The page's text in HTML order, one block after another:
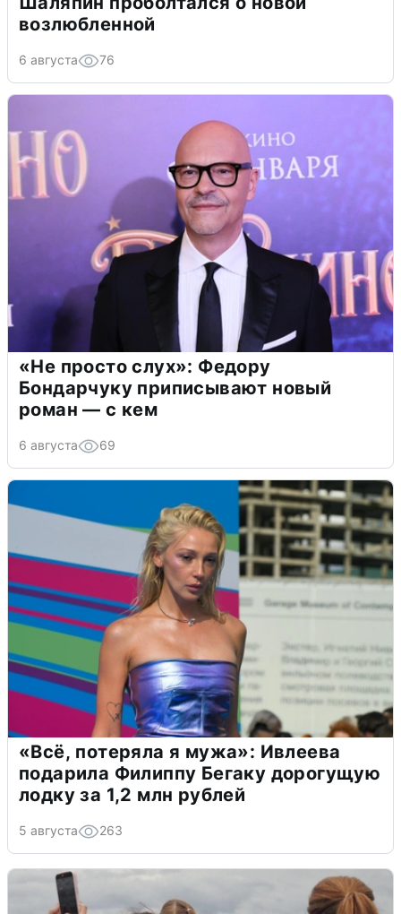
возлюбленной
6 августа 76
«Не просто слух»: Федору
Бондарчуку приписывают новый
роман — с кем
6 августа 69
«Всё, потеряла я мужа»: Ивлеева
подарила Филиппу Бегаку дорогущую
лодку за 1,2 млн рублей
5 августа 263